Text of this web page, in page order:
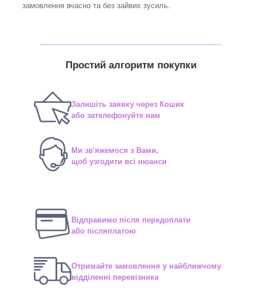
замовлення вчасно та без зайвих зусиль.
Простий алгоритм покупки
Залишіть заявку через Кошик
або зателефонуйте нам
Ми зв'яжемося з Вами,
щоб узгодити всі нюанси
Відправимо після передоплати
або післяплатою
Отримайте замовлення у найближчому
відділенні перевізника